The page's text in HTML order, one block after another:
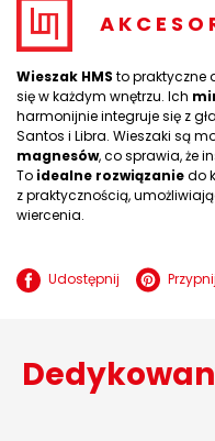
Wieszak HMS to praktyczne
się w każdym wnętrzu. Ich
harmonijnie integruje się z
Santos i Libra. Wieszaki są
magnesów, co sprawia, że
To idealne rozwiązaniedo
z praktycznością,
wiercenia.
Udostępnij Przypnij